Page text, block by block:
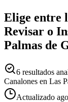
Elige entre
Revisar o
Palmas de
6 resultados
Canalones en Las
Actualizado